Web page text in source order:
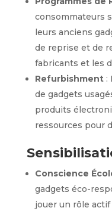
consommateurs
leurs anciens
de reprise et de
fabricants et les
Refurbishment:
de gadgets
produits
ressources pour
Conscience
gadgets éco-
jouer un rôle